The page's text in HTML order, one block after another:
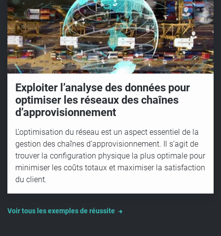
Exploiter l’analyse des données pour
optimiser les réseaux des chaînes
d’approvisionnement
L'optimisation du réseau est un aspect essentiel de la
gestion des chaînes d’approvisionnement. Il s’agit de
trouver la configuration physique la plus optimale pour
minimiser les coûts totaux et maximiser la satisfaction
du client.
Voir tous les exemples de réussite